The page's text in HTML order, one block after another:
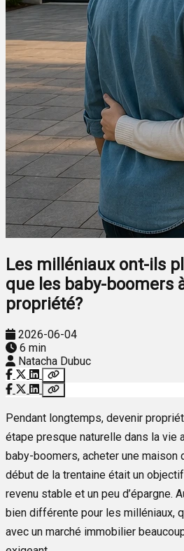
Les milléniaux ont-ils
que les baby-boomers
propriété?
2026-06-04
6 min
Natacha Dubuc
Pendant longtemps, devenir
étape presque naturelle dans la vie
baby-boomers, acheter une maison
début de la trentaine était un
revenu stable et un peu d’épargne.
bien différente pour les milléniaux,
avec un marché immobilier